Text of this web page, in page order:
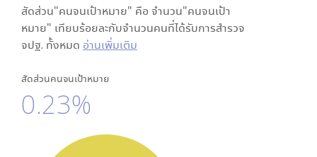
สัดส่วน"คนจนเป้าหมาย" คือ จำนวน"คนจนเป้า
หมาย" เทียบร้อยละกับจำนวนคนที่ได้รับการสำรวจ
จปฐ. ทั้งหมด อ่านเพิ่มเติม
สัดส่วนคนจนเป้าหมาย
0.23%